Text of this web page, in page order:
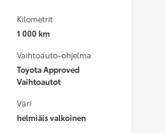
Kilometrit
1 000 km
Vaihtoauto-ohjelma
Toyota Approved
Vaihtoautot
Väri
helmiäis valkoinen